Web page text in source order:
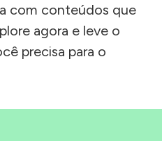
com conteúdos que
agora e leve o
precisa para o